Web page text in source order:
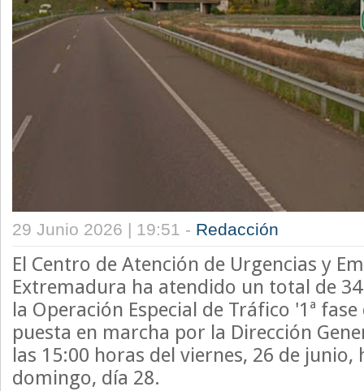
29 Junio 2026 | 19:51 - Redacción
El Centro de Atención de Urgencias y
Extremadura ha atendido un total de
la Operación Especial de Tráfico '1ª
puesta en marcha por la Dirección
las 15:00 horas del viernes, 26 de junio,
domingo, día 28.